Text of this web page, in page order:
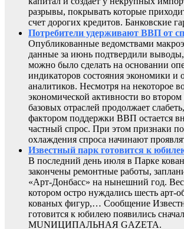
разрывы, покрывать которые
счет дорогих кредитов. Банковские
Потребители удерживают ВВП от
Опубликованные ведомствами
данные за июнь подтвердили
можно было сделать на основании
индикаторов состояния экономики и
аналитиков. Несмотря на некоторое
экономической активности во
базовых отраслей продолжает
фактором поддержки ВВП остается
частный спрос. При этом признаки
охлаждения спроса начинают
Известный парк готовится к
В последний день июля в Парке
закончены ремонтные работы,
«Арт-Донбасс» на нынешний год.
котором остро нуждались шесть арт-
кованых фигур,… Сообщение
готовится к юбилею появились
MUNИЦИПАЛЬНАЯ GAZЕТА.